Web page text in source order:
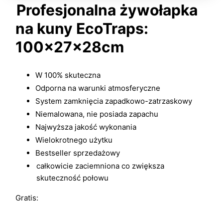
Profesjonalna żywołapka
na kuny EcoTraps:
100x27x28cm
W 100% skuteczna
Odporna na warunki atmosferyczne
System zamknięcia zapadkowo-zatrzaskowy
Niemalowana, nie posiada zapachu
Najwyższa jakość wykonania
Wielokrotnego użytku
Bestseller sprzedażowy
całkowicie zaciemniona co zwiększa
skuteczność połowu
Gratis: